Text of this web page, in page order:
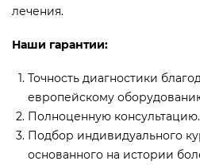
лечения.
Наши гарантии:
Точность диагностики
европейскому
Полноценную консультацию.
Подбор индивидуального
основанного на истории